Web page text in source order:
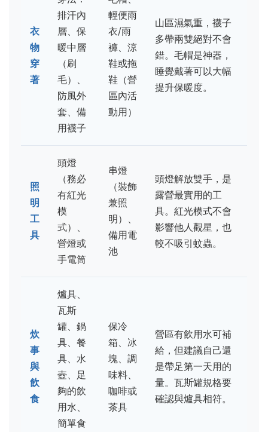
衣
物
穿
著
排汗內
層、保
暖中層
（刷
毛）、
防風外
套、備
用襪子
輕便雨
衣/雨
褲、涼
鞋或拖
鞋（營
區內活
動用）
山區濕氣重，襪子
多帶兩雙絕對不會
錯。毛帽是神器，
睡覺戴著可以大幅
提升保暖度。
照
明
工
具
頭燈
（務必
有紅光
模
式）、
營燈或
手電筒
串燈
（裝飾
兼照
明）、
備用電
池
頭燈解放雙手，是
露營最實用的工
具。紅光模式不會
影響他人觀星，也
較不吸引蚊蟲。
炊
事
與
飲
食
爐具、
瓦斯
罐、鍋
具、餐
具、水
壺、足
夠的飲
用水、
簡單食
保冷
箱、冰
塊、調
味料、
咖啡或
茶具
營區有飲用水可補
給，但建議自己還
是帶足第一天用的
量。瓦斯罐規格要
確認與爐具相符。